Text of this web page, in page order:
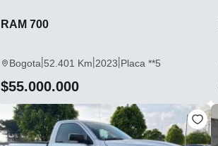
RAM 700
Bogota|52.401 Km|2023|Placa **5
$55.000.000